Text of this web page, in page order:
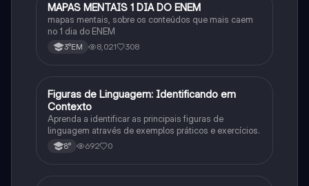
Português
MAPAS MENTAIS 1 DIA DO ENEM
mapas mentais, sobre os conteúdos que mais caem
no 1 dia do ENEM
3°EM 8,021 308
FPortuguês
Figuras de Linguagem: Identificando em
Contexto
Aprenda a identificar as principais figuras de
linguagem através de exemplos práticos e exercícios.
8° 692 0